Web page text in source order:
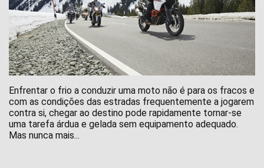
Enfrentar o frio a conduzir uma moto não é para os fracos e
com as condições das estradas frequentemente a jogarem
contra si, chegar ao destino pode rapidamente tornar-se
uma tarefa árdua e gelada sem equipamento adequado.
Mas nunca mais...